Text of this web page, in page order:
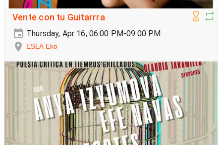
Vente con tu Guitarrra
Thursday, Apr 16, 06:00 PM-09:00 PM
ESLA Eko